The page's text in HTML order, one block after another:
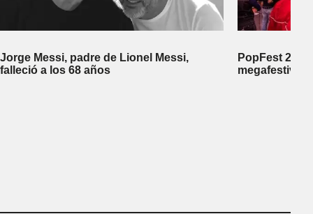
Jorge Messi, padre de Lionel Messi,
falleció a los 68 años
PopFest
megafestival